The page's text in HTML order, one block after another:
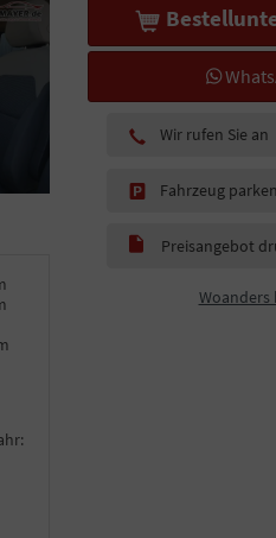
Wir rufen Sie an
Fahrzeug parken
Preisangebot
Woanders